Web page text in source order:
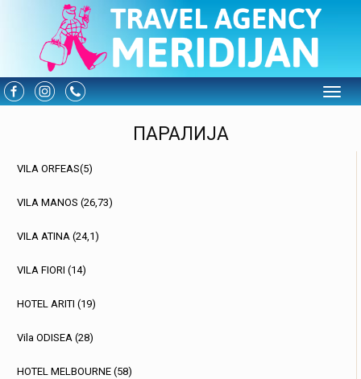
ПАРАЛИЈА
VILA ORFEAS(5)
VILA MANOS (26,73)
VILA ATINA (24,1)
VILA FIORI (14)
HOTEL ARITI (19)
Vila ODISEA (28)
HOTEL MELBOURNE (58)